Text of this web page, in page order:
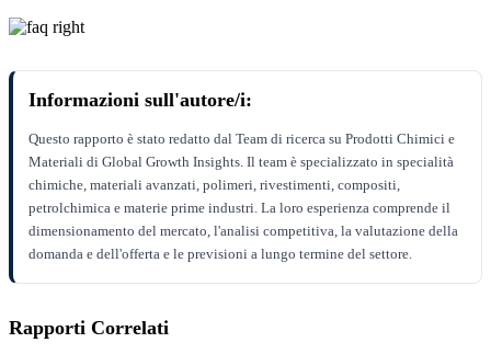
Informazioni sull'autore/i:
Questo rapporto è stato redatto dal Team di ricerca su Prodotti Chimici e
Materiali di Global Growth Insights. Il team è specializzato in specialità
chimiche, materiali avanzati, polimeri, rivestimenti, compositi,
petrolchimica e materie prime industri. La loro esperienza comprende il
dimensionamento del mercato, l'analisi competitiva, la valutazione della
domanda e dell'offerta e le previsioni a lungo termine del settore.
Rapporti Correlati